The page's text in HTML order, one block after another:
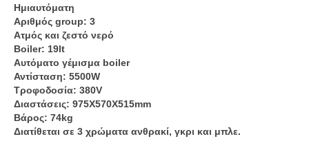
Ημιαυτόματη
Αριθμός group: 3
Ατμός και ζεστό νερό
Boiler: 19lt
Αυτόματο γέμισμα boiler
Αντίσταση: 5500W
Τροφοδοσία: 380V
Διαστάσεις: 975Χ570Χ515mm
Βάρος: 74kg
Διατίθεται σε 3 χρώματα ανθρακί, γκρι και μπλε.